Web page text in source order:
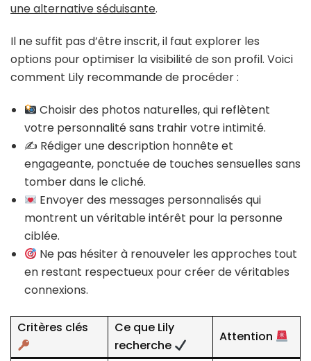
une alternative séduisante.
Il ne suffit pas d’être inscrit, il faut explorer les
options pour optimiser la visibilité de son profil. Voici
comment Lily recommande de procéder :
Choisir des photos naturelles, qui reflètent
votre personnalité sans trahir votre intimité.
✍️ Rédiger une description honnête et
engageante, ponctuée de touches sensuelles sans
tomber dans le cliché.
Envoyer des messages personnalisés qui
montrent un véritable intérêt pour la personne
ciblée.
Ne pas hésiter à renouveler les approches tout
en restant respectueux pour créer de véritables
connexions.
Critères clés
Ce que Lily
recherche
Attention